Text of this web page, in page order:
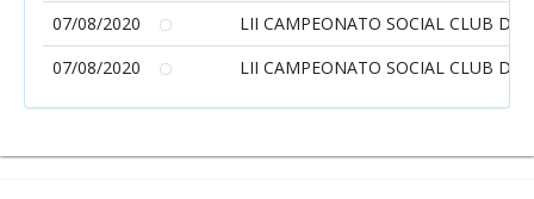
07/08/2020
LII CAMPEONATO SOCIAL CLUB DE
07/08/2020
LII CAMPEONATO SOCIAL CLUB DE